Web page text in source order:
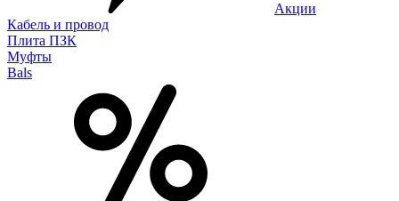
Акции
Кабель и провод
Плита ПЗК
Муфты
Bals